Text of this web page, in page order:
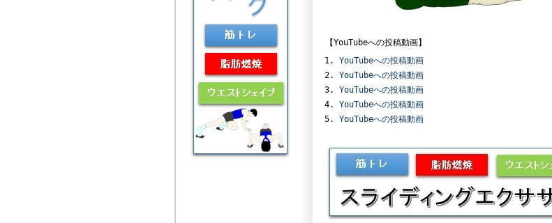
【YouTubeへの投稿動画】
YouTubeへの投稿動画
YouTubeへの投稿動画
YouTubeへの投稿動画
YouTubeへの投稿動画
YouTubeへの投稿動画